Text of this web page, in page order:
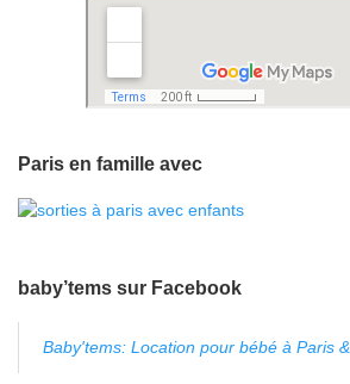
Paris en famille avec
baby’tems sur Facebook
Baby'tems: Location pour bébé à Paris